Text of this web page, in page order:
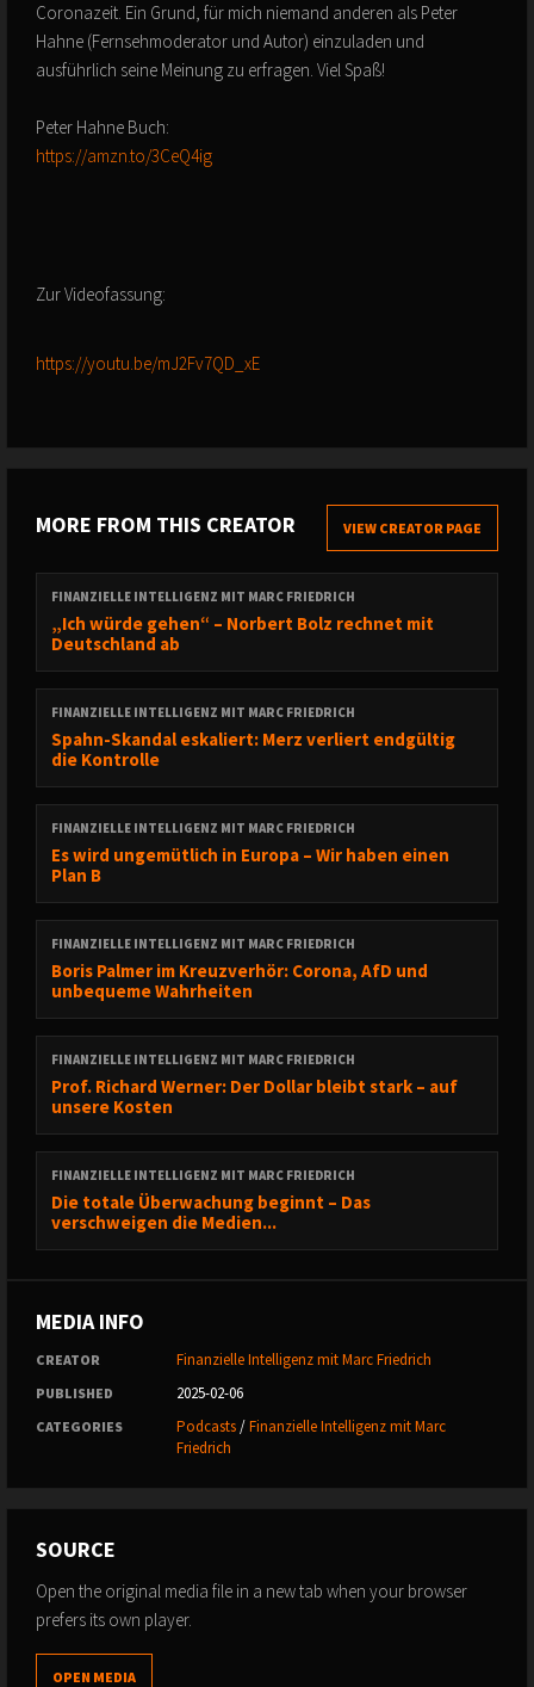
Coronazeit. Ein Grund, für mich niemand anderen als Peter
Hahne (Fernsehmoderator und Autor) einzuladen und
ausführlich seine Meinung zu erfragen. Viel Spaß!
Peter Hahne Buch:
https://amzn.to/3CeQ4ig
Zur Videofassung:
https://youtu.be/mJ2Fv7QD_xE
MORE FROM THIS CREATOR VIEW CREATOR PAGE
FINANZIELLE INTELLIGENZ MIT MARC FRIEDRICH
„Ich würde gehen“ – Norbert Bolz rechnet mit
Deutschland ab
FINANZIELLE INTELLIGENZ MIT MARC FRIEDRICH
Spahn-Skandal eskaliert: Merz verliert endgültig
die Kontrolle
FINANZIELLE INTELLIGENZ MIT MARC FRIEDRICH
Es wird ungemütlich in Europa – Wir haben einen
Plan B
FINANZIELLE INTELLIGENZ MIT MARC FRIEDRICH
Boris Palmer im Kreuzverhör: Corona, AfD und
unbequeme Wahrheiten
FINANZIELLE INTELLIGENZ MIT MARC FRIEDRICH
Prof. Richard Werner: Der Dollar bleibt stark – auf
unsere Kosten
FINANZIELLE INTELLIGENZ MIT MARC FRIEDRICH
Die totale Überwachung beginnt – Das
verschweigen die Medien...
MEDIA INFO
CREATOR Finanzielle Intelligenz mit Marc Friedrich
PUBLISHED 2025-02-06
CATEGORIES Podcasts/Finanzielle Intelligenz mit Marc
Friedrich
SOURCE
Open the original media file in a new tab when your browser
prefers its own player.
OPEN MEDIA